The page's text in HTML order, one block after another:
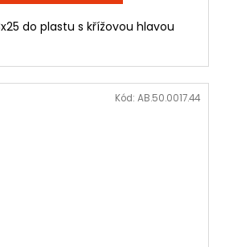
do plastu s křížovou hlavou
Kód: AB.50.0017.44